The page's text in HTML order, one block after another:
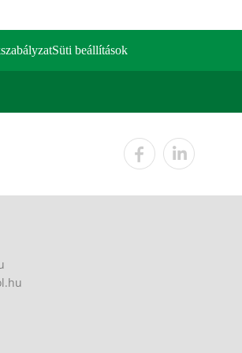
Süti beállítások